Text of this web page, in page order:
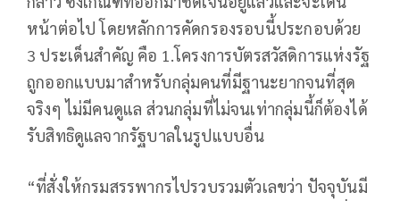
หน้าต่อไป โดยหลักการคัดกรองรอบนี้ประกอบด้วย
3 ประเด็นสำคัญ คือ 1.โครงการบัตรสวัสดิการแห่งรัฐ
ถูกออกแบบมาสำหรับกลุ่มคนที่มีฐานะยากจนที่สุด
จริงๆ ไม่มีคนดูแล ส่วนกลุ่มที่ไม่จนเท่ากลุ่มนี้ก็ต้องได้
รับสิทธิดูแลจากรัฐบาลในรูปแบบอื่น
“ที่สั่งให้กรมสรรพากรไปรวบรวมตัวเลขว่า ปัจจุบันมี